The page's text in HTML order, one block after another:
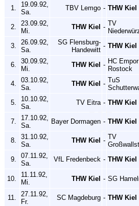
1.
19.09.92,
Sa.
TBV Lemgo - THW Kiel
2.
23.09.92,
Mi.
THW Kiel - TV
3.
26.09.92,
Sa.
SG Flensburg-
Handewitt
- THW Kiel
6.
30.09.92,
Mi.
THW Kiel - HC Empor
Rostock
4.
03.10.92,
Sa.
THW Kiel - TuS
5.
10.10.92,
Sa.
TV Eitra - THW Kiel
7.
17.10.92,
Sa.
Bayer Dormagen - THW Kiel
8.
31.10.92,
Sa.
THW Kiel - TV
9.
07.11.92,
Sa.
VfL Fredenbeck - THW Kiel
10.
11.11.92,
Mi.
THW Kiel - SG
11.
27.11.92,
Fr.
SC Magdeburg - THW Kiel